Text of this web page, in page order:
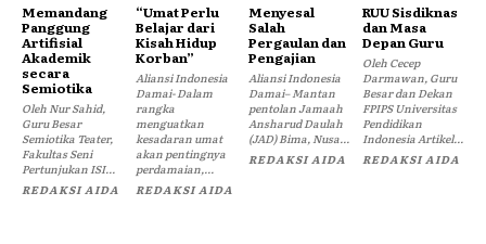
Memandang
Panggung
Artifisial
Akademik
secara
Semiotika
Oleh Nur Sahid,
Guru Besar
Semiotika Teater,
Fakultas Seni
Pertunjukan ISI...
REDAKSI AIDA
“Umat Perlu
Belajar dari
Kisah Hidup
Korban”
Aliansi Indonesia
Damai- Dalam
rangka
menguatkan
kesadaran umat
akan pentingnya
perdamaian,...
REDAKSI AIDA
Menyesal
Salah
Pergaulan dan
Pengajian
Aliansi Indonesia
Damai– Mantan
pentolan Jamaah
Ansharud Daulah
(JAD) Bima, Nusa...
REDAKSI AIDA
RUU Sisdiknas
dan Masa
Depan Guru
Oleh Cecep
Darmawan, Guru
Besar dan Dekan
FPIPS Universitas
Pendidikan
Indonesia Artikel...
REDAKSI AIDA